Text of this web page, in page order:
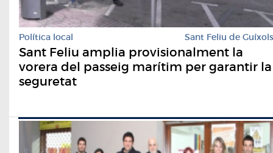
Política local Sant Feliu de Guíxols
Sant Feliu amplia provisionalment la
vorera del passeig marítim per garantir la
seguretat